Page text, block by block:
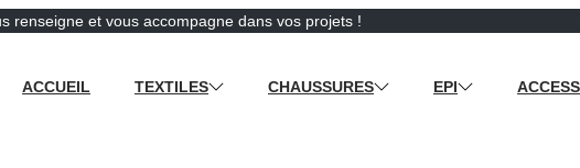
renseigne et vous accompagne dans vos projets !
ACCUEIL TEXTILES CHAUSSURES EPI